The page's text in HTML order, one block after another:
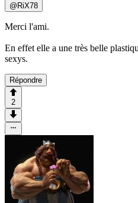
@ RiX78
Merci l'ami.
En effet elle a une très belle
sexys.
Répondre
2